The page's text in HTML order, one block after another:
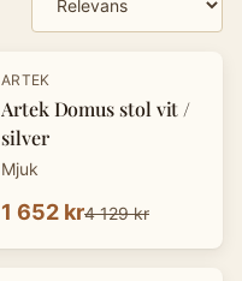
-60%
ARTEK
Artek Domus stol vit /
silver
Mjuk
1 652 kr4 129 kr